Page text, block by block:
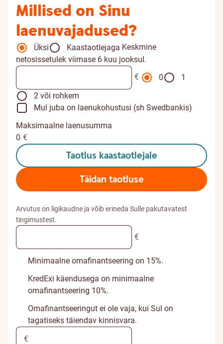
Millised on Sinu
laenuvajadused?
Üksi Kaastaotlejaga Keskmine
netosissetulek viimase 6 kuu jooksul.
€
0
1
2 või rohkem
Mul juba on laenukohustusi (sh Swedbankis)
Maksimaalne laenusumma
0 €
Taotlus kaastaotlejale
Täidan taotluse
Arvutus on ligikaudne ja võib erineda Sulle pakutavatest
tingimustest.
€
Minimaalne omafinantseering on 15%.
KredExi käendusega on minimaalne
omafinantseering 10%.
Omafinantseeringut ei ole vaja, kui Sul on
tagatiseks täiendav kinnisvara.